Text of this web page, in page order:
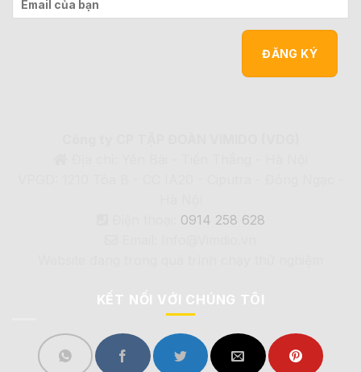
0914 258 628
KẾT NỐI VỚI CHÚNG TÔI